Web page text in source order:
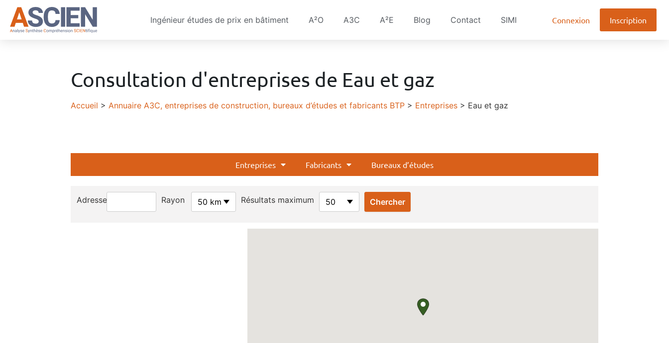
Ingénieur études de prix en bâtiment A²O A3C A²E Blog Contact SIMI Connexion Inscription
Consultation d'entreprises de Eau et gaz
Accueil > Annuaire A3C, entreprises de construction, bureaux d’études et fabricants BTP > Entreprises > Eau et gaz
Entreprises Fabricants Bureaux d’études
Adresse Rayon 50 km Résultats maximum 50